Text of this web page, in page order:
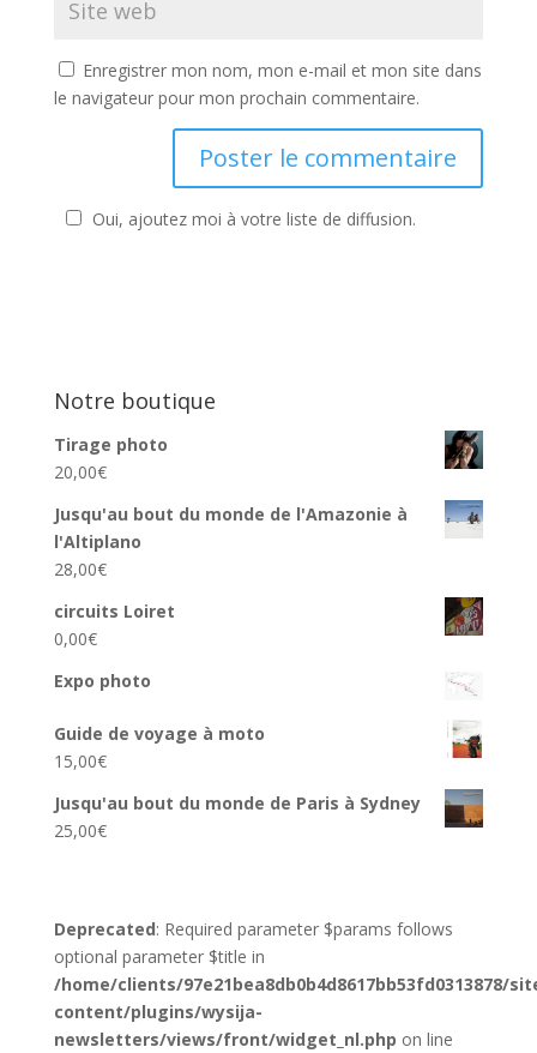
Enregistrer mon nom, mon e-mail et mon site dans
le navigateur pour mon prochain commentaire.
Oui, ajoutez moi à votre liste de diffusion.
Notre boutique
Tirage photo
20,00€
Jusqu'au bout du monde de l'Amazonie à
l'Altiplano
28,00€
circuits Loiret
0,00€
Expo photo
Guide de voyage à moto
15,00€
Jusqu'au bout du monde de Paris à Sydney
25,00€
Deprecated: Required parameter $params follows
optional parameter $title in
/home/clients/97e21bea8db0b4d8617bb53fd0313878/
content/plugins/wysija-
newsletters/views/front/widget_nl.php on line